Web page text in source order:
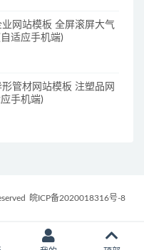
网站模板 全屏滚屏大气
适应手机端)
管材网站模板 注塑品网
手机端)
皖ICP备2020018316号-8